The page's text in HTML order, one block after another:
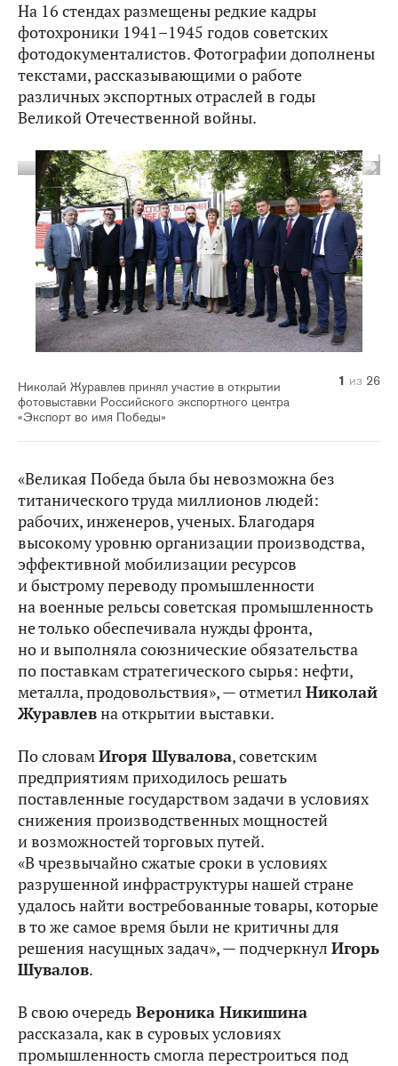
На 16 стендах размещены редкие кадры
фотохроники 1941–1945 годов советских
фотодокументалистов. Фотографии дополнены
текстами, рассказывающими о работе
различных экспортных отраслей в годы
Великой Отечественной войны.
Николай Журавлев принял участие в открытии
фотовыставки Российского экспортного центра
«Экспорт во имя Победы»
1 из 26
2 из 26
3 из 26
4 из 26
5 из 26
6 из 26
7 из 26
8 из 26
9 из 26
10 из 26
11 из 26
12 из 26
13 из 26
14 из 26
15 из 26
16 из 26
17 из 26
18 из 26
19 из 26
20 из 26
21 из 26
22 из 26
23 из 26
24 из 26
25 из 26
26 из 26
«Великая Победа была бы невозможна без
титанического труда миллионов людей:
рабочих, инженеров, ученых. Благодаря
высокому уровню организации производства,
эффективной мобилизации ресурсов
и быстрому переводу промышленности
на военные рельсы советская промышленность
не только обеспечивала нужды фронта,
но и выполняла союзнические обязательства
по поставкам стратегического сырья: нефти,
металла, продовольствия», — отметил Николай
Журавлевна открытии выставки.
По словамИгоря Шувалова, советским
предприятиям приходилось решать
поставленные государством задачи в условиях
снижения производственных мощностей
и возможностей торговых путей.
«В чрезвычайно сжатые сроки в условиях
разрушенной инфраструктуры нашей стране
удалось найти востребованные товары, которые
в то же самое время были не критичны для
решения насущных задач», — подчеркнул Игорь
Шувалов.
В свою очередь Вероника Никишина
рассказала, как в суровых условиях
промышленность смогла перестроиться под